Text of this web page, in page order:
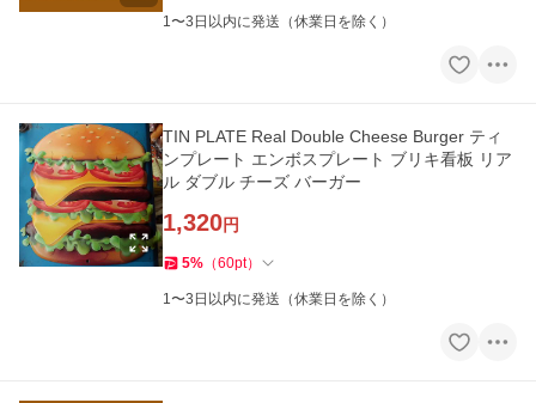
1〜3日以内に発送（休業日を除く）
TIN PLATE Real Double Cheese Burger ティ
ンプレート エンボスプレート ブリキ看板 リア
ル ダブル チーズ バーガー
1,320円
5% （60pt）
1〜3日以内に発送（休業日を除く）